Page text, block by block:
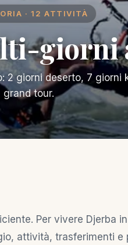
· 12 ATTIVITÀ
giorni
2 giorni deserto, 7 giorni
grand tour.
Per vivere Djerba
attività, trasferimenti e